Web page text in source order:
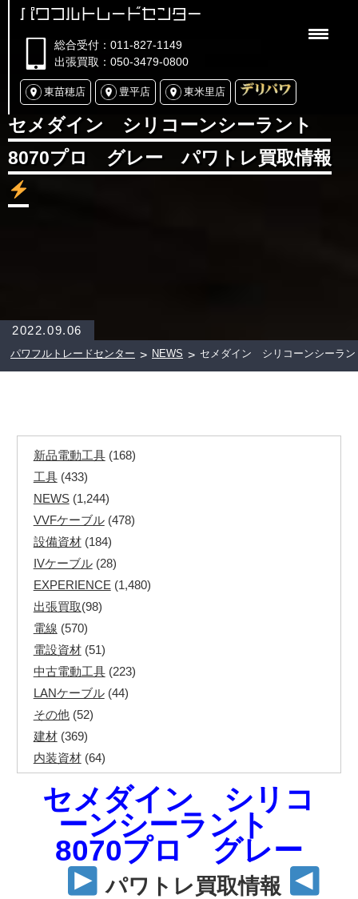
パワフルトレードセンター
総合受付：011-827-1149
出張買取：050-3479-0800
東苗穂店 豊平店 東米里店
セメダイン シリコーンシーラント
8070プロ グレー パワトレ買取情報
2022.09.06
パワフルトレードセンター > NEWS > セメダイン シリコーンシーラ
新品電動工具(168)
工具(433)
NEWS(1,244)
VVFケーブル(478)
設備資材(184)
IVケーブル(28)
EXPERIENCE (1,480)
出張買取(98)
電線 (570)
電設資材(51)
中古電動工具(223)
LANケーブル(44)
その他(52)
建材(369)
内装資材(64)
ペアコイル(70)
その他ツール (48)
電化製品(40)
その他建築資材
(113)
半端電線(40)
セメダイン シリコ
ーンシーラント
8070プロ グレー
パワトレ買取情報